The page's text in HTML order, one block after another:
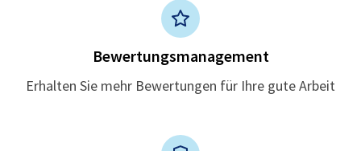
Bewertungsmanagement
Erhalten Sie mehr Bewertungen für Ihre gute Arbeit